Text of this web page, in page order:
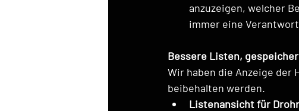
anzuzeigen, welcher
immer eine
Bessere Listen,
Wir haben die Anzeige der
beibehalten werden.
Listenansicht für